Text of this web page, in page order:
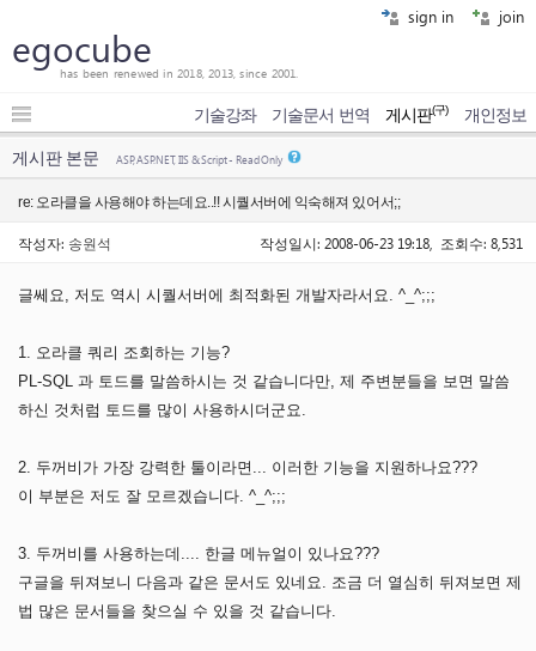
sign in join
egocube
has been renewed in 2018, 2013, since 2001.
기술강좌 기술문서 번역 게시판(구) 개인정보
게시판 본문 ASP, ASP.NET, IIS & Script - Read Only
re: 오라클을 사용해야 하는데요..!! 시퀄서버에 익숙해져 있어서;;
작성자: 송원석 작성일시: 2008-06-23 19:18, 조회수: 8,531
글쎄요, 저도 역시 시퀄서버에 최적화된 개발자라서요. ^_^;;;
1. 오라클 쿼리 조회하는 기능?
PL-SQL 과 토드를 말씀하시는 것 같습니다만, 제 주변분들을 보면 말씀
하신 것처럼 토드를 많이 사용하시더군요.
2. 두꺼비가 가장 강력한 툴이라면... 이러한 기능을 지원하나요???
이 부분은 저도 잘 모르겠습니다. ^_^;;;
3. 두꺼비를 사용하는데.... 한글 메뉴얼이 있나요???
구글을 뒤져보니 다음과 같은 문서도 있네요. 조금 더 열심히 뒤져보면 제
법 많은 문서들을 찾으실 수 있을 것 같습니다.